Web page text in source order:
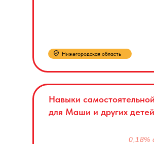
Нижегородская область
Навыки
для Маши и других
0,18%